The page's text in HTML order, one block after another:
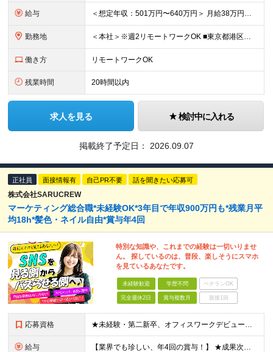
給与 ＜想定年収：501万円〜640万円＞ 月給38万円～48万円＋賞与年2回 ※上記には住宅手当（一律支給：3～5万円） ワークスタイル手当（3～5万円 ※通勤手当）が含まれます ※固定残業代（月45
勤務地 ＜本社＞※週2リモートワークOK ■東京都港区西新橋3-3-1 KDX西新橋ビル 3階 ※(変更の範囲)上記を除く当社関連勤務地
働き方 リモートワークOK
残業時間 20時間以内
求人を見る 検討中に入れる
掲載終了予定日： 2026.09.07
正社員 面接情報有 自己PR不要 話を聞きたい応募可
株式会社SARUCREW
マーケティング総合職*未経験OK*3年目で年収900万円も*残業月平
均18h*髪色・ネイル自由*賞与年4回
特別な知識や、これまでの経験は一切いりませ
ん。 探しているのは、普段、楽しそうにスマホ
を見ているあなたです。
未経験歓迎 学歴不問 ベテランOK
完全週休2日 賞与複数月 面接1回
応募資格 ★未経験・第二新卒、オフィスワークデビュー大歓迎 ★平均年齢は28.6歳！ ★20代の若手メンバーが中心になって活躍している職場です！ ●学歴不問 ※35歳以下の方（若年層の長期キャリア形成） ★こ
給与 【業界でも珍しい、年4回の賞与！】 ★成果次第でスピード昇給可 →20代で年収700万〜900万超も！ ■未経験：月給26〜30万円＋賞与年4回（業績による）＋各種手当 ※経験・スキルを考慮して決定